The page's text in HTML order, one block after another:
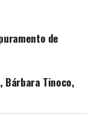
de
Bárbara Tinoco,